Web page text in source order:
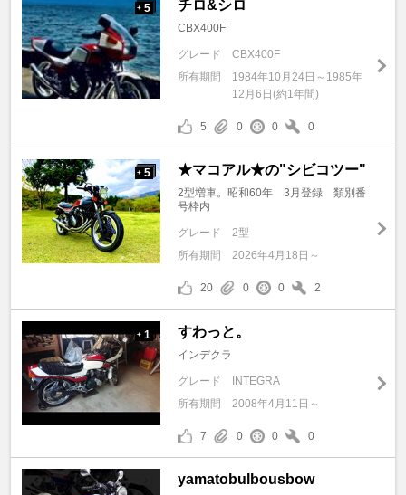
+ 5 チロ&シロ
CBX400F
グレード
CBX400F
所有期間
1984年10月24日～1985年
12月6日(約1年間)
5 0 0 0
+ 5 ★マコアル★の"シビコツー"
2型増車。昭和60年 3月登録 類別番
号枠内
グレード
2型
所有期間
2026年4月18日～
20 0 0 2
+ 1 すわっと。
インデクラ
グレード
INTEGRA
所有期間
2008年4月11日～
7 0 0 0
yamatobulbousbow